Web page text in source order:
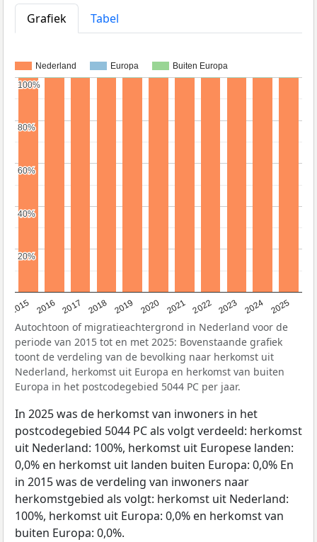
Grafiek
Tabel
Nederland Europa Buiten Europa
2015 2016 2017 2018 2019 2020 2021 2022 2023 2024 2025
20%
20%
40%
40%
60%
60%
80%
80%
100%
100%
Autochtoon of migratieachtergrond in Nederland voor de
periode van 2015 tot en met 2025: Bovenstaande grafiek
toont de verdeling van de bevolking naar herkomst uit
Nederland, herkomst uit Europa en herkomst van buiten
Europa in het postcodegebied 5044 PC per jaar.
In 2025 was de herkomst van inwoners in het
postcodegebied 5044 PC als volgt verdeeld: herkomst
uit Nederland: 100%, herkomst uit Europese landen:
0,0% en herkomst uit landen buiten Europa: 0,0% En
in 2015 was de verdeling van inwoners naar
herkomstgebied als volgt: herkomst uit Nederland:
100%, herkomst uit Europa: 0,0% en herkomst van
buiten Europa: 0,0%.